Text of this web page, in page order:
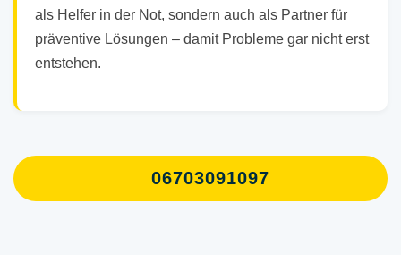
als Helfer in der Not, sondern auch als Partner für
präventive Lösungen – damit Probleme gar nicht erst
entstehen.
06703091097